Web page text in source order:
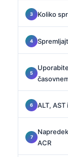
Koliko
ALT,
ACR